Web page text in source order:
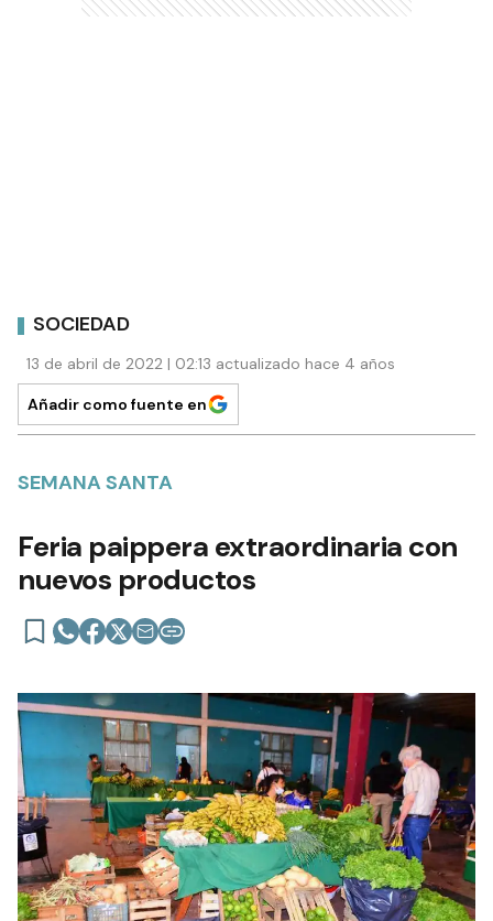
SOCIEDAD
13 de abril de 2022 | 02:13 actualizado hace 4 años
Añadir como fuente en
SEMANA SANTA
Feria paippera extraordinaria con
nuevos productos